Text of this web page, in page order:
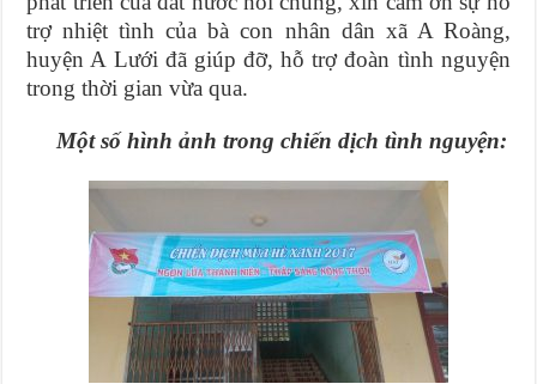
trợ nhiệt tình của bà con nhân dân xã A Roàng,
huyện A Lưới đã giúp đỡ, hỗ trợ đoàn tình nguyện
trong thời gian vừa qua.
Một số hình ảnh trong chiến dịch tình nguyện: